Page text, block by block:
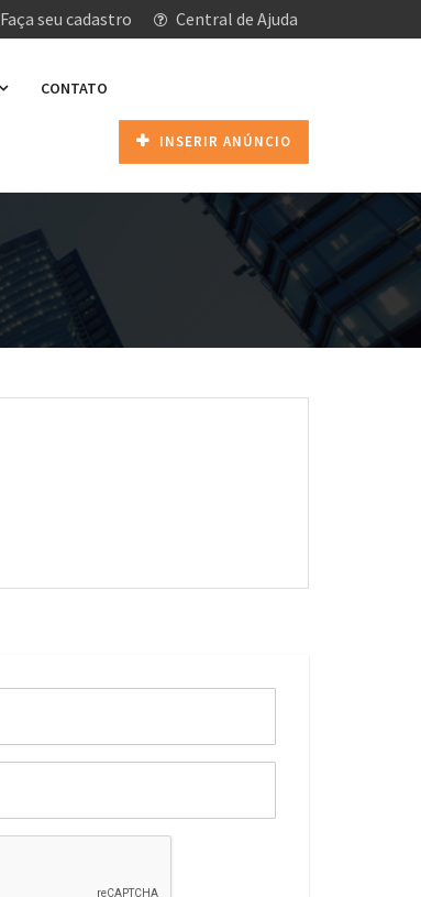
Faça seu cadastro Central de Ajuda
CONTATO
INSERIR ANÚNCIO